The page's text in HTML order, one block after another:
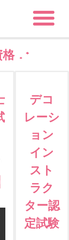
デコ
レーシ
ョン
イン
スト
ラク
ター認
定試験